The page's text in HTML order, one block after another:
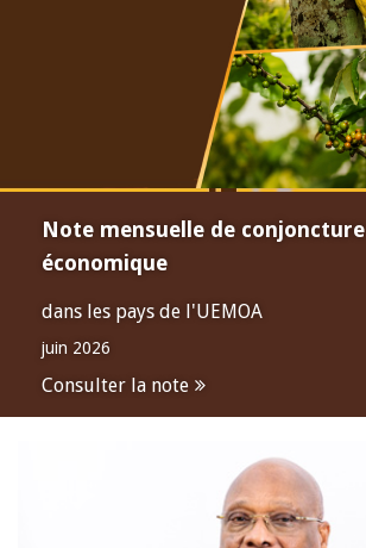
Note mensuelle de conjoncture
économique
dans les pays de l'UEMOA
juin 2026
Consulter la note